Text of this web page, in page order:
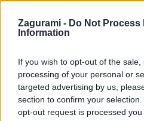
Zagurami - Do Not Process
Information
If you wish to opt-out of the
processing of your personal or
targeted advertising by us,
section to confirm your
opt-out request is processed
tak podporiť miestnu ekonomiku
Nerátaj s tým, že by sa niekde
elektrobicykla. Elektrické
pravdepodobne fungujú len na
Ak veríš mikroflóre svojich čriev,